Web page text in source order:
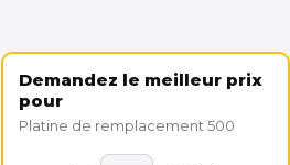
Demandez le meilleur prix
pour
Platine de remplacement 500